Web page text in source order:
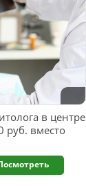
в центре
руб. вместо